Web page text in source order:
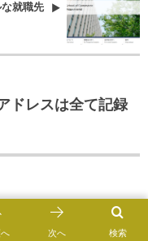
な就職先
ドレスは全て記録
検索
次へ